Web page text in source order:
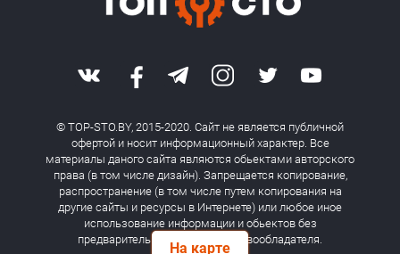
На карте
© TOP-STO.BY, 2015-2020. Сайт не является публичной
офертой и носит информационный характер. Все
материалы даного сайта являются обьектами авторского
права (в том числе дизайн). Запрещается копирование,
распространение (в том числе путем копирования на
другие сайты и ресурсы в Интернете) или любое иное
использование информации и обьектов без
предварительного согласия правообладателя.